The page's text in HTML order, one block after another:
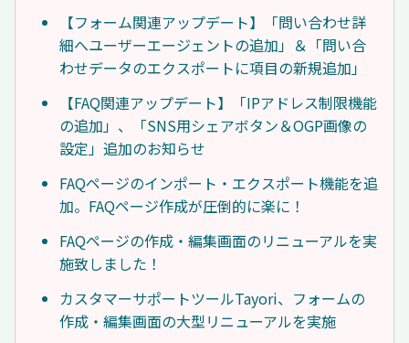
【フォーム関連アップデート】「問い合わせ詳
細へユーザーエージェントの追加」＆「問い合
わせデータのエクスポートに項目の新規追加」
【FAQ関連アップデート】「IPアドレス制限機能
の追加」、「SNS用シェアボタン＆OGP画像の
設定」追加のお知らせ
FAQページのインポート・エクスポート機能を追
加。FAQページ作成が圧倒的に楽に！
FAQページの作成・編集画面のリニューアルを実
施致しました！
カスタマーサポートツールTayori、フォームの
作成・編集画面の大型リニューアルを実施